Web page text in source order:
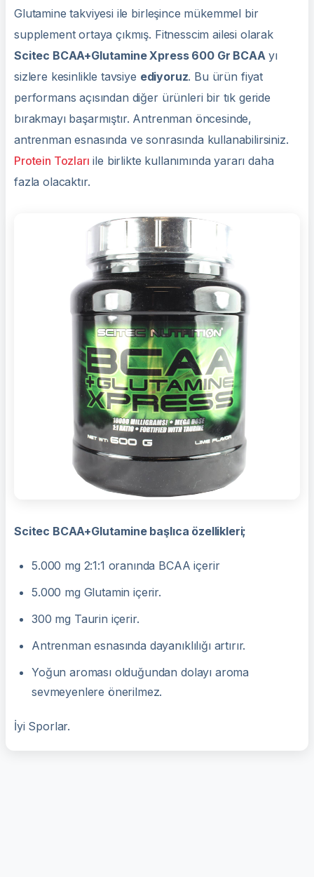
Glutamine takviyesi ile birleşince mükemmel bir
supplement ortaya çıkmış. Fitnesscim ailesi olarak
Scitec BCAA+Glutamine Xpress 600 Gr BCAA yı
sizlere kesinlikle tavsiye ediyoruz. Bu ürün fiyat
performans açısından diğer ürünleri bir tık geride
bırakmayı başarmıştır. Antrenman öncesinde,
antrenman esnasında ve sonrasında kullanabilirsiniz.
Protein Tozları ile birlikte kullanımında yararı daha
fazla olacaktır.
Scitec BCAA+Glutamine başlıca özellikleri;
5.000 mg 2:1:1 oranında BCAA içerir
5.000 mg Glutamin içerir.
300 mg Taurin içerir.
Antrenman esnasında dayanıklılığı artırır.
Yoğun aroması olduğundan dolayı aroma
sevmeyenlere önerilmez.
İyi Sporlar.